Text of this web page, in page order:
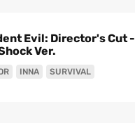
Evil: Director's Cut -
Ver.
INNA SURVIVAL